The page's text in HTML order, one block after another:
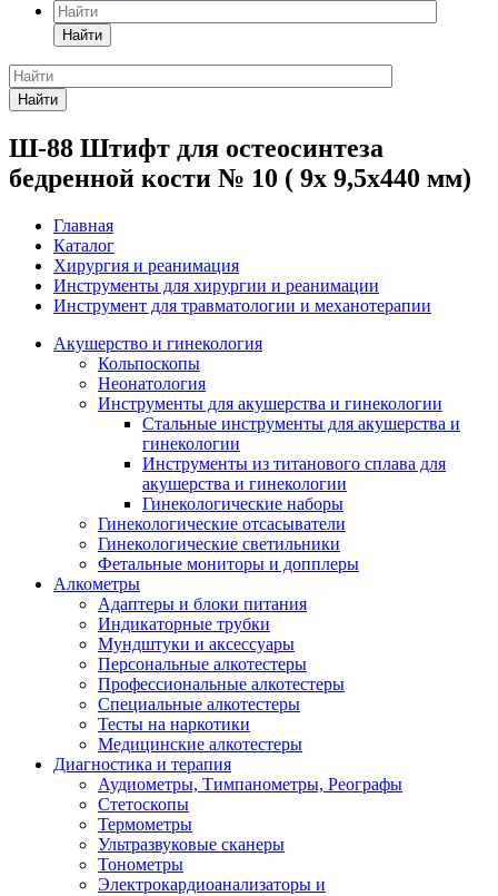
Найти
Найти
Ш-88 Штифт для остеосинтеза
бедренной кости № 10 ( 9х 9,5х440 мм)
Главная
Каталог
Хирургия и реанимация
Инструменты для хирургии и реанимации
Инструмент для травматологии и механотерапии
Акушерство и гинекология
Кольпоскопы
Неонатология
Инструменты для акушерства и гинекологии
Стальные инструменты для акушерства и
гинекологии
Инструменты из титанового сплава для
акушерства и гинекологии
Гинекологические наборы
Гинекологические отсасыватели
Гинекологические светильники
Фетальные мониторы и допплеры
Алкометры
Адаптеры и блоки питания
Индикаторные трубки
Мундштуки и аксессуары
Персональные алкотестеры
Профессиональные алкотестеры
Специальные алкотестеры
Тесты на наркотики
Медицинские алкотестеры
Диагностика и терапия
Аудиометры, Тимпанометры, Реографы
Стетоскопы
Термометры
Ультразвуковые сканеры
Тонометры
Электрокардиоанализаторы и